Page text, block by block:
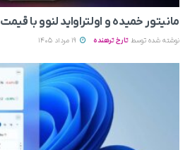
مانیتور خمیده و اولتراواید لنوو با قیمت ۲۶۶ دلار عرضه شد
نوشته شده توسط تارخ ترهنده